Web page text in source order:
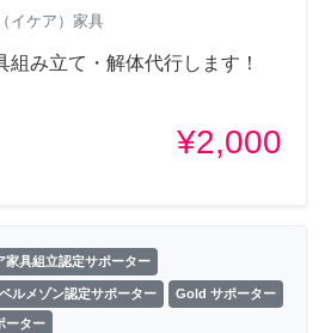
イケア）家具
組み立て・解体代行します！
¥2,000
家具組立認定サポーター
ベルメゾン認定サポーター Gold サポーター
ーター